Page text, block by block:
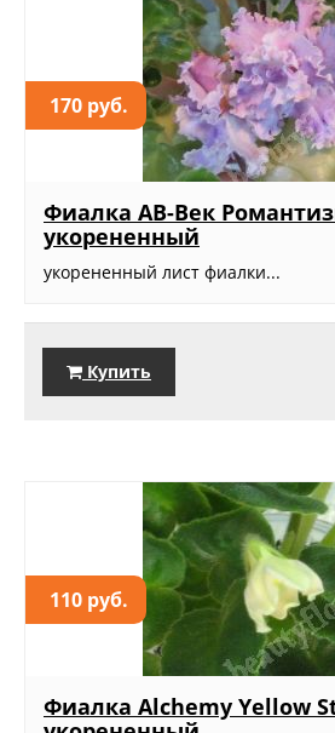
170 руб.
Фиалка АВ-Век
укорененный
укорененный лист фиалки...
Купить
110 руб.
Фиалка Alchemy Yellow